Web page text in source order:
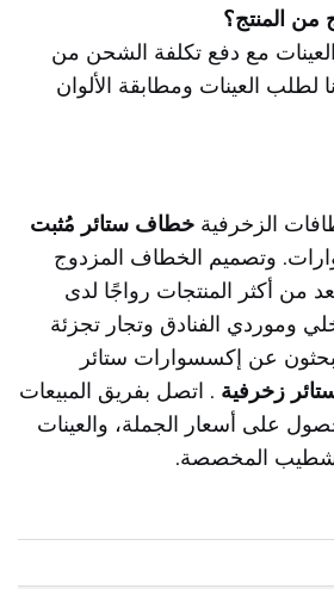
المنتج؟
مع دفع تكلفة الشحن من
لطلب العينات ومطابقة الألوان
الزخرفية خطاف ستائر مُثبت
وتصميم الخطاف المزدوج
من أكثر المنتجات رواجًا لدى
وموردي الفنادق وتجار تجزئة
عن إكسسوارات ستائر
زخرفية . اتصل بفريق المبيعات
على أسعار الجملة، والعينات
المخصصة.